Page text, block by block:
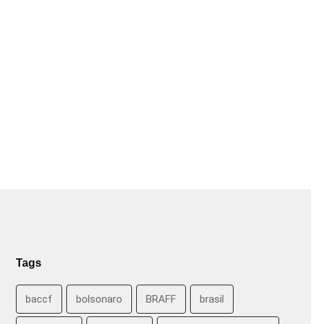
Tags
baccf bolsonaro BRAFF brasil